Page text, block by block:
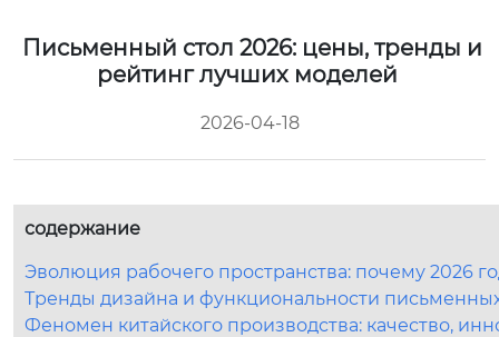
Письменный стол 2026: цены, тренды и
рейтинг лучших моделей
2026-04-18
содержание
Эволюция рабочего пространства: почему 2026
Тренды дизайна и функциональности
Феномен китайского производства: качество,